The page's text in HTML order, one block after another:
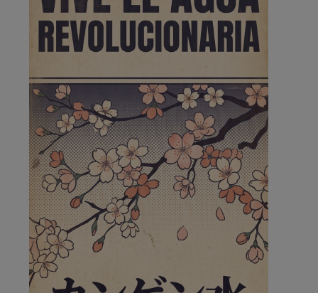
🔴 EXCLUSIVA | El comisario
de la …
Pozuelo de Alarcón
🔴 EXCLUSIVA | El comisario
de la …
Y ese quien es, apenas se ven patrullas en la estación,
como si se van todos, no vamos a notar …
Pozuelo de Alarcón
🔴 EXCLUSIVA | El comisario
de la …